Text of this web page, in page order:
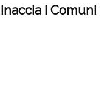
i Comuni